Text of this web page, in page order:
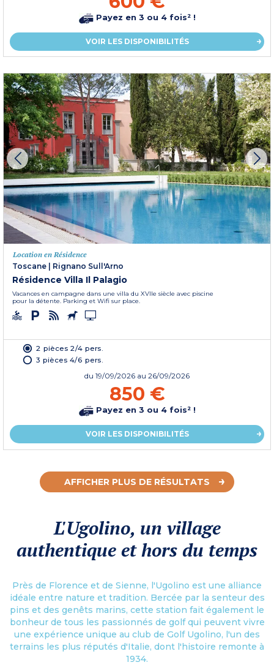
Payez en 3 ou 4 fois² !
VOIR LES DISPONIBILITÉS
Location en Résidence
Toscane | Rignano Sull'Arno
Résidence Villa Il Palagio
Vacances en campagne dans une villa du XVIIe siècle avec piscine
pour la détente. Parking et Wifi sur place.
2 pièces 2/4 pers.
3 pièces 4/6 pers.
du 19/09/2026 au 26/09/2026
850 €
Payez en 3 ou 4 fois² !
VOIR LES DISPONIBILITÉS
AFFICHER PLUS DE RÉSULTATS
L'Ugolino, un village
authentique et hors du temps
Près de Florence et de Sienne, l'Ugolino est une alliance
idéale entre nature et tradition. Bercée par la senteur des
pins et des genêts marins, cette station fait également le
bonheur de tous les passionnés de golf qui peuvent vivre
une expérience unique au club de Golf Ugolino, l'un des
terrains les plus réputés d'Italie, dont l'histoire remonte à
1934.